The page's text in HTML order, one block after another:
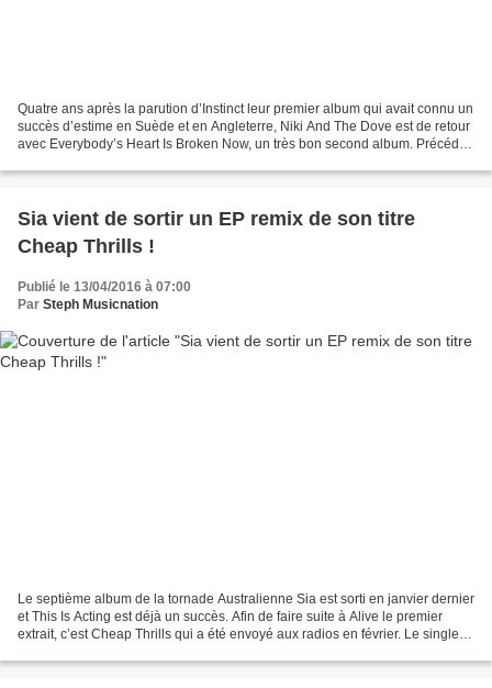
Quatre ans après la parution d’Instinct leur premier album qui avait connu un
succès d’estime en Suède et en Angleterre, Niki And The Dove est de retour
avec Everybody’s Heart Is Broken Now, un très bon second album. Précédé
Sia vient de sortir un EP remix de son titre
Cheap Thrills !
Publié le 13/04/2016 à 07:00
Par Steph Musicnation
Le septième album de la tornade Australienne Sia est sorti en janvier dernier
et This Is Acting est déjà un succès. Afin de faire suite à Alive le premier
extrait, c’est Cheap Thrills qui a été envoyé aux radios en février. Le single